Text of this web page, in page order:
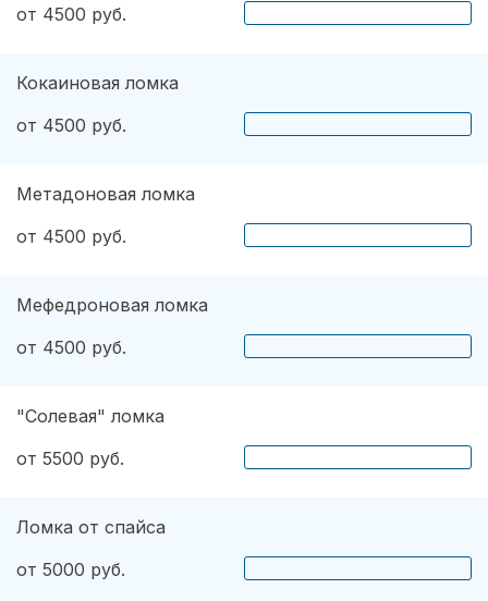
от 4500 руб.
Кокаиновая ломка
от 4500 руб.
Метадоновая ломка
от 4500 руб.
Мефедроновая ломка
от 4500 руб.
"Солевая" ломка
от 5500 руб.
Ломка от спайса
от 5000 руб.